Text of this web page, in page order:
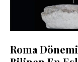
Roma